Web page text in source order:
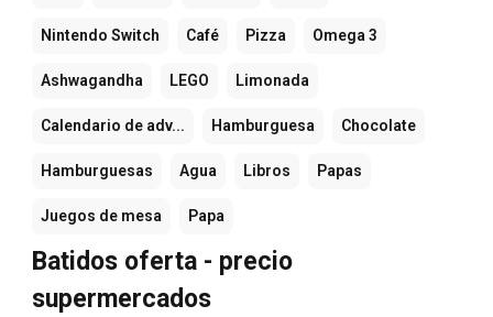
Nintendo Switch Café Pizza Omega 3
Ashwagandha LEGO Limonada
Calendario de adv... Hamburguesa Chocolate
Hamburguesas Agua Libros Papas
Juegos de mesa Papa
Batidos oferta - precio
supermercados